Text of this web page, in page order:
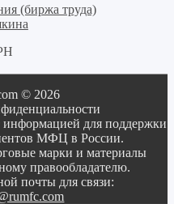
(биржа труда)
© 2026
для поддержки
МФЦ в России.
марки и материалы
правообладателю.
почты для связи: